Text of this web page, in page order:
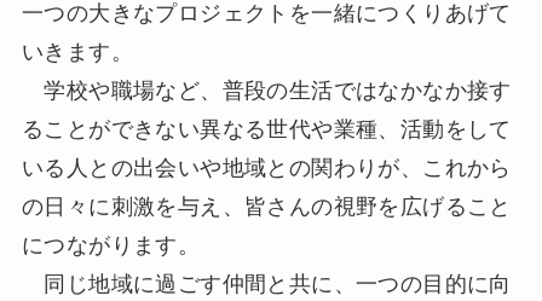
一つの大きなプロジェクトを一緒につくりあげて
いきます。
学校や職場など、普段の生活ではなかなか接す
ることができない異なる世代や業種、活動をして
いる人との出会いや地域との関わりが、これから
の日々に刺激を与え、皆さんの視野を広げること
につながります。
同じ地域に過ごす仲間と共に、一つの目的に向